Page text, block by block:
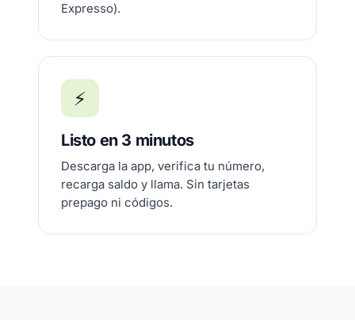
Expresso).
⚡
Listo en 3 minutos
Descarga la app, verifica tu número,
recarga saldo y llama. Sin tarjetas
prepago ni códigos.